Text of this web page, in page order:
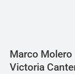
Marco
Victoria